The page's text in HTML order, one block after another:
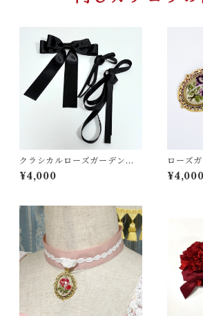
クラシカルローズガーデンワ
ンピース用編み上げリボンセ
ット
¥4,000
ローズ
アス
¥4,000